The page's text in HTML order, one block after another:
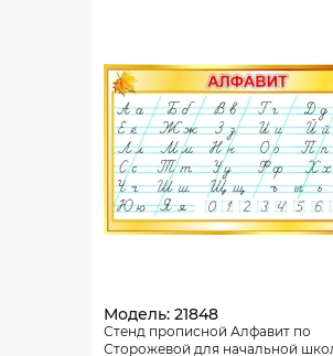
Модель: 21848
Стенд прописной Алфавит по
Сторожевой для начальной